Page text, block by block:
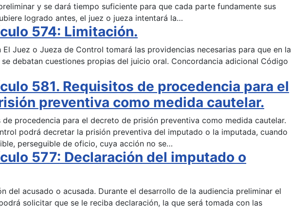
y se dará tiempo suficiente para que cada parte fundamente sus
logrado antes, el juez o jueza intentará la…
574: Limitación.
Juez o Jueza de Control tomará las providencias necesarias para que en la
debatan cuestiones propias del juicio oral. Concordancia adicional Código
581. Requisitos de procedencia para el
preventiva como medida cautelar.
de procedencia para el decreto de prisión preventiva como medida cautelar.
podrá decretar la prisión preventiva del imputado o la imputada, cuando
perseguible de oficio, cuya acción no se…
577: Declaración del imputado o
del acusado o acusada. Durante el desarrollo de la audiencia preliminar el
solicitar que se le reciba declaración, la que será tomada con las